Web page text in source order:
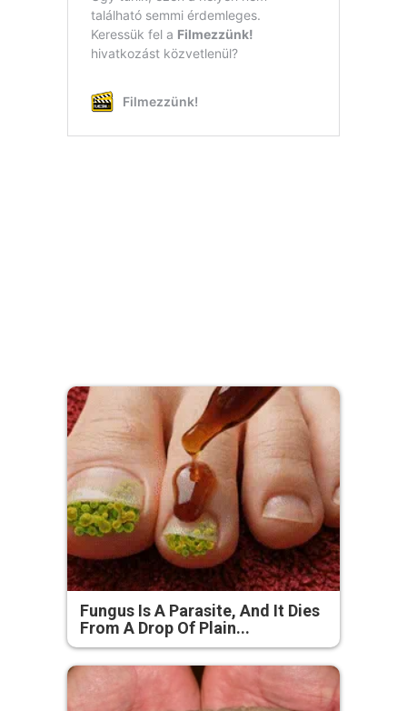
Fungus Is A Parasite, And It Dies
From A Drop Of Plain...